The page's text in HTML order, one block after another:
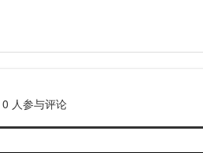
0 人参与评论